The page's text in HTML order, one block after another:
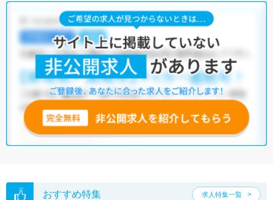
相模原市の児童指導員求人では以下のような条件が人気です。
積極採用中・残業少なめ 住宅手当・補助あり ・
・小児リハビリ・保育園・その他
他の条件でも人気の求人がございますので、「こだわり条件」から検索
いただくか、お気軽にお問い合わせください。
全国の児童指導員求人から検索いただくことも可能です。
無料転職支援サービス
にお申し込みいただくと、ご希望条件をヒアリン
グした上で求人をご提案いたします。
ご希望条件がまだ定まっていない方は人気の希望条件をピックアップし
おすすめ特集 求人特集一覧